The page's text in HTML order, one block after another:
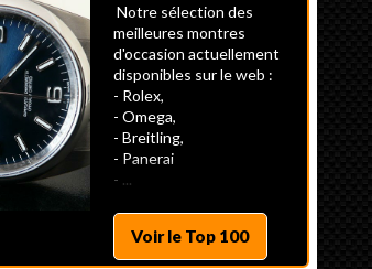
Notre sélection des
meilleures montres
d'occasion actuellement
disponibles sur le web :
- Rolex,
- Omega,
- Breitling,
- Panerai
- ...
Voir le Top 100